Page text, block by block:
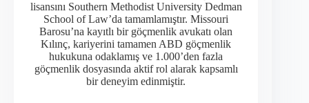
lisansını Southern Methodist University Dedman
School of Law’da tamamlamıştır. Missouri
Barosu’na kayıtlı bir göçmenlik avukatı olan
Kılınç, kariyerini tamamen ABD göçmenlik
hukukuna odaklamış ve 1.000’den fazla
göçmenlik dosyasında aktif rol alarak kapsamlı
bir deneyim edinmiştir.​